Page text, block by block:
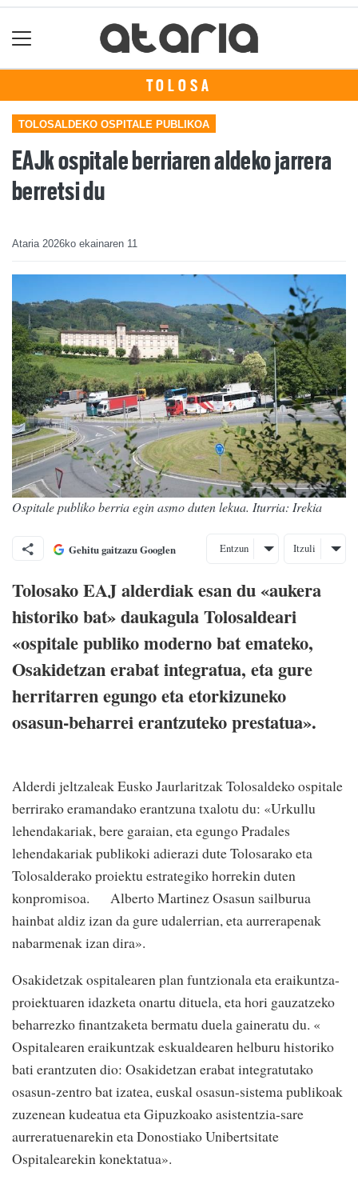
TOLOSA
TOLOSALDEKO OSPITALE PUBLIKOA
EAJk ospitale berriaren aldeko jarrera
berretsi du
Ataria 2026ko ekainaren 11
Ospitale publiko berria egin asmo duten lekua. Iturria: Irekia
Gehitu gaitzazu Googlen Entzun Itzuli
Tolosako EAJ alderdiak esan du «aukera
historiko bat» daukagula Tolosaldeari
«ospitale publiko moderno bat emateko,
Osakidetzan erabat integratua, eta gure
herritarren egungo eta etorkizuneko
osasun-beharrei erantzuteko prestatua».
Alderdi jeltzaleak Eusko Jaurlaritzak Tolosaldeko ospitale
berrirako eramandako erantzuna txalotu du: «Urkullu
lehendakariak, bere garaian, eta egungo Pradales
lehendakariak publikoki adierazi dute Tolosarako eta
Tolosalderako proiektu estrategiko horrekin duten
konpromisoa. Alberto Martinez Osasun sailburua
hainbat aldiz izan da gure udalerrian, eta aurrerapenak
nabarmenak izan dira».
Osakidetzak ospitalearen plan funtzionala eta eraikuntza-
proiektuaren idazketa onartu dituela, eta hori gauzatzeko
beharrezko finantzaketa bermatu duela gaineratu du. «
Ospitalearen eraikuntzak eskualdearen helburu historiko
bati erantzuten dio: Osakidetzan erabat integratutako
osasun-zentro bat izatea, euskal osasun-sistema publikoak
zuzenean kudeatua eta Gipuzkoako asistentzia-sare
aurreratuenarekin eta Donostiako Unibertsitate
Ospitalearekin konektatua».